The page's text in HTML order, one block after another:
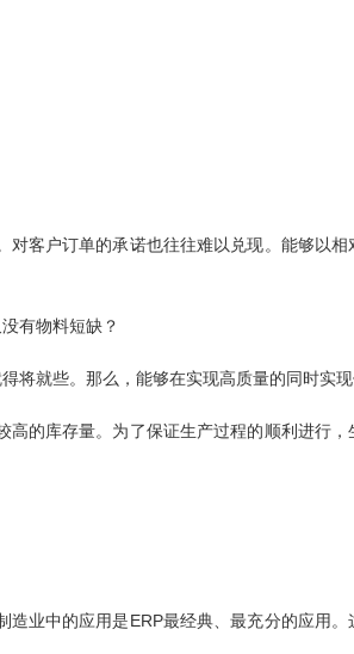
客户订单的承诺也往往难以兑现。能够以
有物料短缺？
将就些。那么，能够在实现高质量的同时实现
的库存量。为了保证生产过程的顺利进行
造业中的应用是 ERP最经典、最充分的应用